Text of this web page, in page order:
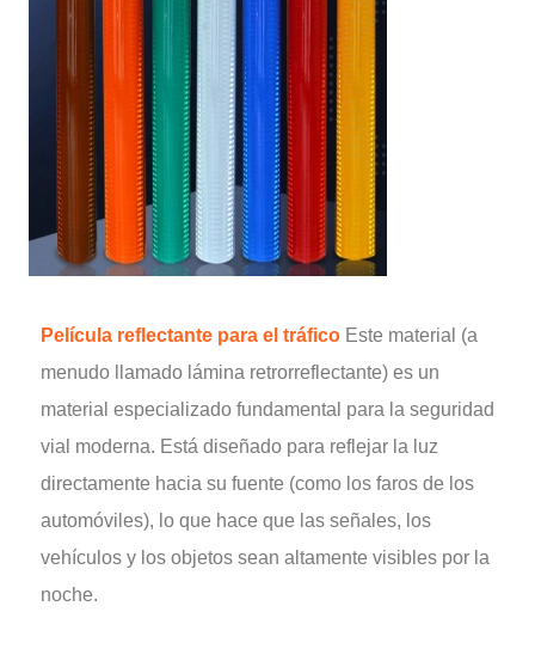
Película reflectante para el tráfico Este material (a
menudo llamado lámina retrorreflectante) es un
material especializado fundamental para la seguridad
vial moderna. Está diseñado para reflejar la luz
directamente hacia su fuente (como los faros de los
automóviles), lo que hace que las señales, los
vehículos y los objetos sean altamente visibles por la
noche.